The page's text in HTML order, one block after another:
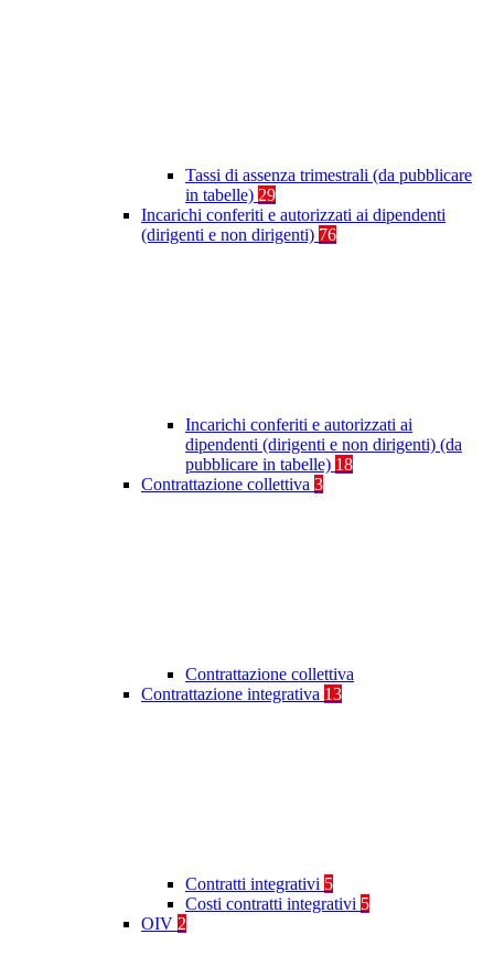
Tassi di assenza trimestrali (da pubblicare
in tabelle) 29
Incarichi conferiti e autorizzati ai dipendenti
(dirigenti e non dirigenti) 76
Incarichi conferiti e autorizzati ai
dipendenti (dirigenti e non dirigenti) (da
pubblicare in tabelle) 18
Contrattazione collettiva 3
Contrattazione collettiva
Contrattazione integrativa 13
Contratti integrativi 5
Costi contratti integrativi 5
OIV 2